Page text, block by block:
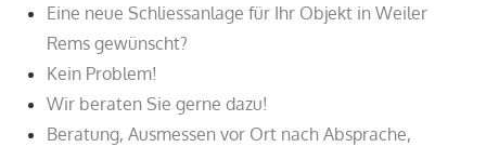
Eine neue Schliessanlage für Ihr Objekt in Weiler
Rems gewünscht?
Kein Problem!
Wir beraten Sie gerne dazu!
Beratung, Ausmessen vor Ort nach Absprache,